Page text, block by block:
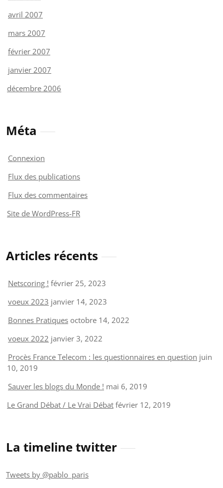
avril 2007
mars 2007
février 2007
janvier 2007
décembre 2006
Méta
Connexion
Flux des publications
Flux des commentaires
Site de WordPress-FR
Articles récents
Netscoring ! février 25, 2023
voeux 2023 janvier 14, 2023
Bonnes Pratiques octobre 14, 2022
voeux 2022 janvier 3, 2022
Procès France Telecom : les questionnaires en question juin
10, 2019
Sauver les blogs du Monde ! mai 6, 2019
Le Grand Débat / Le Vrai Débat février 12, 2019
La timeline twitter
Tweets by @pablo_paris